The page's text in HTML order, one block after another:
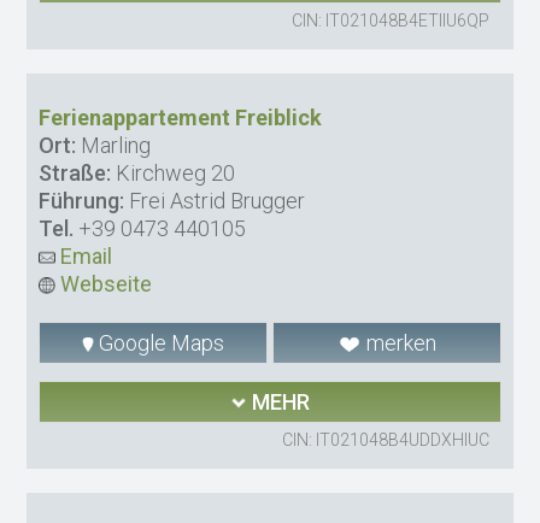
CIN: IT021048B4ETIIU6QP
Ferienappartement Freiblick
Ort: Marling
Straße: Kirchweg 20
Führung: Frei Astrid Brugger
Tel. +39 0473 440105
Email
Webseite
Google Maps merken
MEHR
CIN: IT021048B4UDDXHIUC